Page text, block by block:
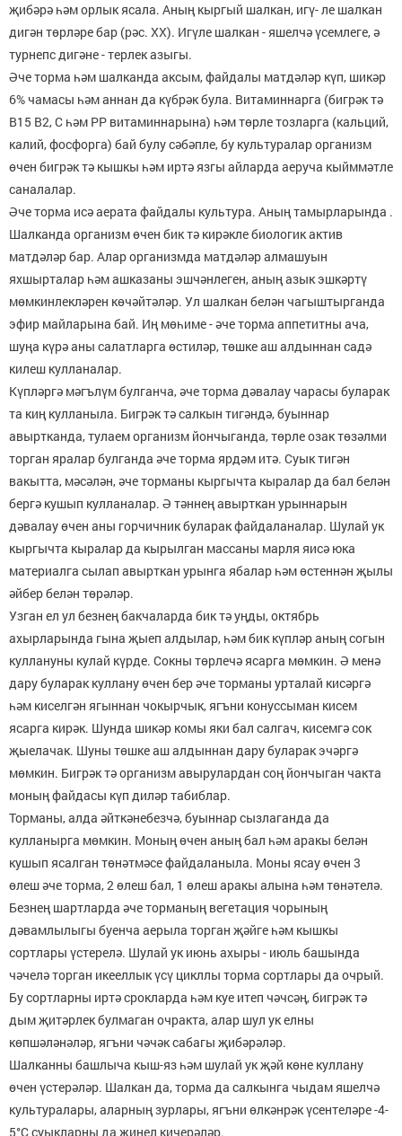
җибәрә һәм орлык ясала. Аның кыргый шалкан, игү- ле шалкан
дигән төрләре бар (рәс. XX). Игүле шалкан - яшелчә үсем­леге, ә
турнепс дигәне - терлек азы­гы.
Әче торма һәм шалканда аксым, файдалы матдәләр күп, шикәр
6% чамасы һәм аннан да күбрәк була. Витаминнарга (бигрәк тә
В15 В2, С һәм РР витаминнарына) һәм төрле тозларга (кальций,
калий, фосфор­га) бай булу сәбәпле, бу культура­лар организм
өчен бигрәк тә кыш­кы һәм иртә язгы айларда аеруча кыйммәтле
саналалар.
Әче торма исә аерата файдалы культура. Аның тамырларында .
Шалканда организм өчен бик тә кирәкле биологик актив
матдәләр бар. Алар организмда матдәләр ал­машуын
яхшырталар һәм ашказаны эшчәнлеген, аның азык эшкәртү
мөмкинлекләрен көчәйтәләр. Ул шалкан белән чагыштырганда
эфир майларына бай. Иң мөһиме - әче торма аппетитны ача,
шуңа күрә аны салатларга өс­тиләр, төшке аш алдыннан садә
килеш кулланалар.
Күпләргә мәгълүм булганча, әче торма дәвалау чарасы буларак
та киң кулланыла. Бигрәк тә салкын тигәндә, буыннар
авыртканда, тулаем организм йончыганда, төр­ле озак төзәлми
торган яралар булганда әче торма ярдәм итә. Суык тигән
вакытта, мәсәлән, әче торманы кыргыч­та кыралар да бал белән
бергә кушып кулланалар. Ә тән­нең авырткан урыннарын
дәвалау өчен аны горчичник буларак файдаланалар. Шулай ук
кыргычта кыралар да кырылган массаны марля яисә юка
материалга сылап авырткан урынга ябалар һәм өстеннән җылы
әйбер бе­лән төрәләр.
Узган ел ул безнең бакчаларда бик тә уңды, октябрь
ахырларында гына җыеп алдылар, һәм бик күпләр аның согын
куллануны кулай күрде. Сокны төрлечә ясарга мөм­кин. Ә менә
дару буларак куллану өчен бер әче торманы урталай кисәргә
һәм киселгән ягыннан чокырчык, ягъ­ни конуссыман кисем
ясарга кирәк. Шунда шикәр комы яки бал салгач, кисемгә сок
җыелачак. Шуны төшке аш алдыннан дару буларак эчәргә
мөмкин. Бигрәк тә орга­низм авырулардан соң йончыган чакта
моның файдасы күп диләр табиблар.
Торманы, алда әйткәнебезчә, буыннар сызлаганда да
кулланырга мөмкин. Моның өчен аның бал һәм аракы белән
кушып ясалган төнәтмәсе файдаланыла. Моны ясау өчен 3
өлеш әче торма, 2 өлеш бал, 1 өлеш аракы алына һәм төнәтелә.
Безнең шартларда әче торманың вегетация чорының
дәвамлылыгы буенча аерыла торган җәйге һәм кышкы
сортлары үстерелә. Шулай ук июнь ахыры - июль ба­шында
чәчелә торган икееллык үсү цикллы торма сорт­лары да очрый.
Бу сортларны иртә срокларда һәм куе итеп чәчсәң, бигрәк тә
дым җитәрлек булмаган очракта, алар шул ук елны
көпшәләнәләр, ягъни чәчәк сабагы җи­бәрәләр.
Шалканны башлыча кыш-яз һәм шулай ук җәй көне куллану
өчен үстерәләр. Шалкан да, торма да салкынга чыдам яшелчә
культуралары, аларның зурлары, ягъни өлкәнрәк үсентеләре -4-
5°С суыкларны да җиңел киче­рәләр.